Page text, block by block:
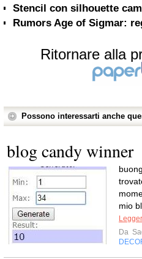
Stencil con silhouette
Rumors Age of Sigmar:
Ritornare alla
Possono interessarti anche
blog candy winner
mio
Da